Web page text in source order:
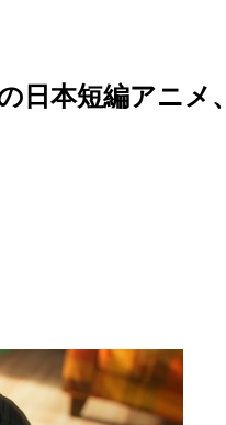
日本短編アニ